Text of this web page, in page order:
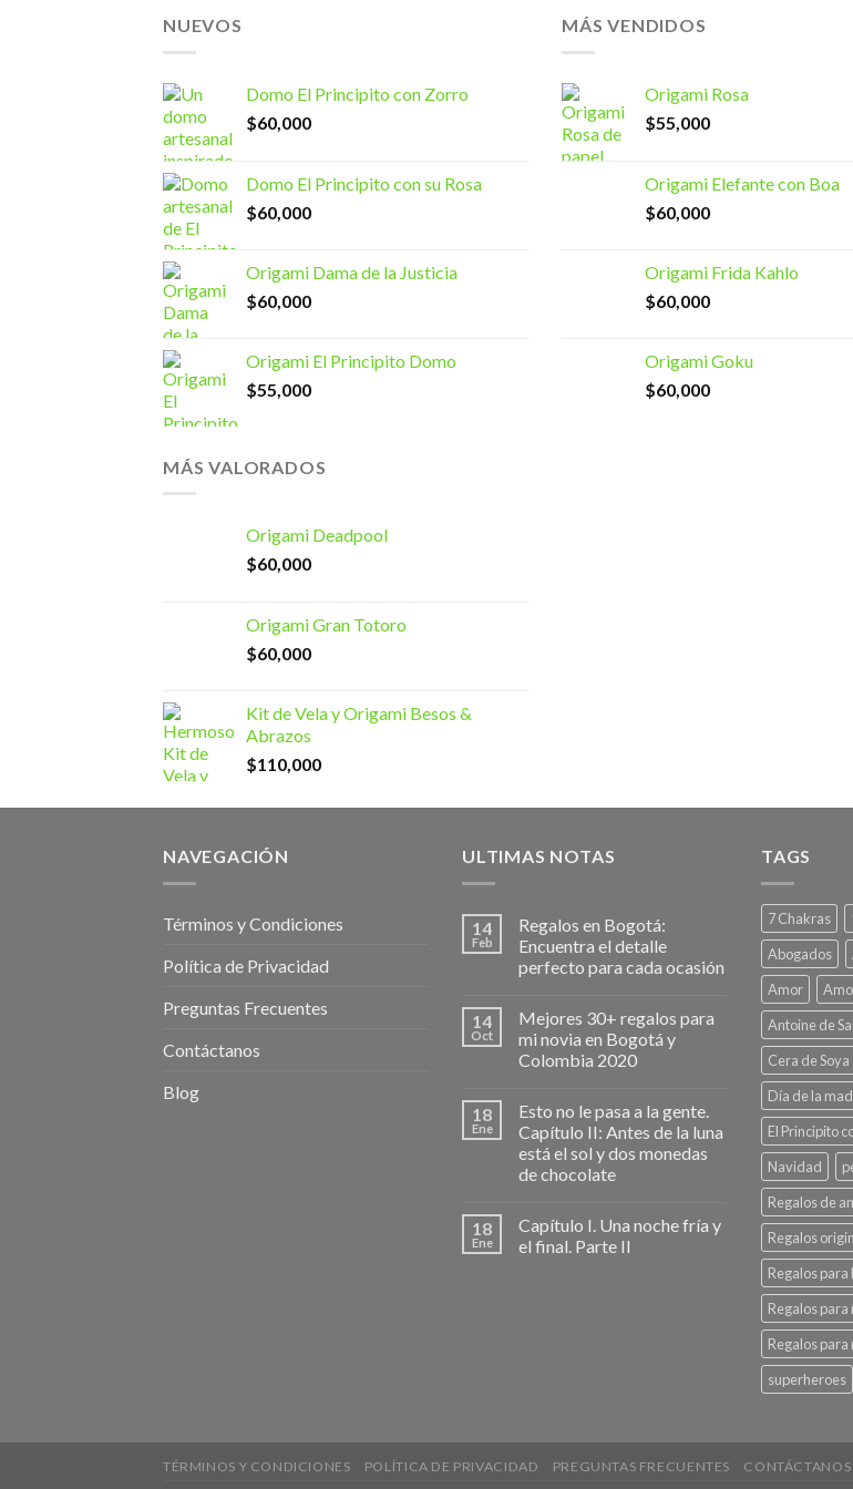
NUEVOS
Domo El Principito con Zorro
$60,000
Domo El Principito con su Rosa
$60,000
Origami Dama de la Justicia
$60,000
Origami El Principito Domo
$55,000
MÁS VENDIDOS
Origami Rosa
$55,000
Origami Elefante con Boa
$60,000
Origami Frida Kahlo
$60,000
Origami Goku
$60,000
MÁS VALORADOS
Origami Deadpool
$60,000
Origami Gran Totoro
$60,000
Kit de Vela y Origami Besos &
Abrazos
$110,000
NAVEGACIÓN
Términos y Condiciones
Política de Privacidad
Preguntas Frecuentes
Contáctanos
Blog
ULTIMAS NOTAS
14
Feb
Regalos en Bogotá:
Encuentra el detalle
perfecto para cada ocasión
14
Oct
Mejores 30+ regalos para
mi novia en Bogotá y
Colombia 2020
18
Ene
Esto no le pasa a la gente.
Capítulo II: Antes de la luna
está el sol y dos monedas
de chocolate
18
Ene
Capítulo I. Una noche fría y
el final. Parte II
TAGS
7 Chakras
Abogados
Amor
Antoine de
Cera de Soya
Día de la
El Principito
Navidad
Regalos de
Regalos
Regalos
Regalos para
Regalos
superheroes
TÉRMINOS Y CONDICIONES POLÍTICA DE PRIVACIDAD PREGUNTAS FRECUENTES CONTÁCTANOS